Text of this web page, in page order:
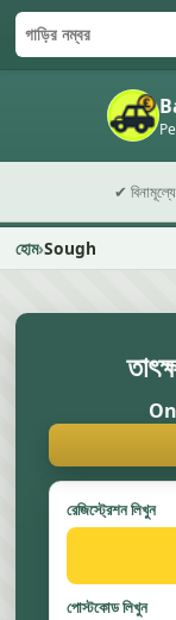
✔
হোম Sough
রেজিস্ট্রেশন লিখুন
পোস্টকোড লিখুন